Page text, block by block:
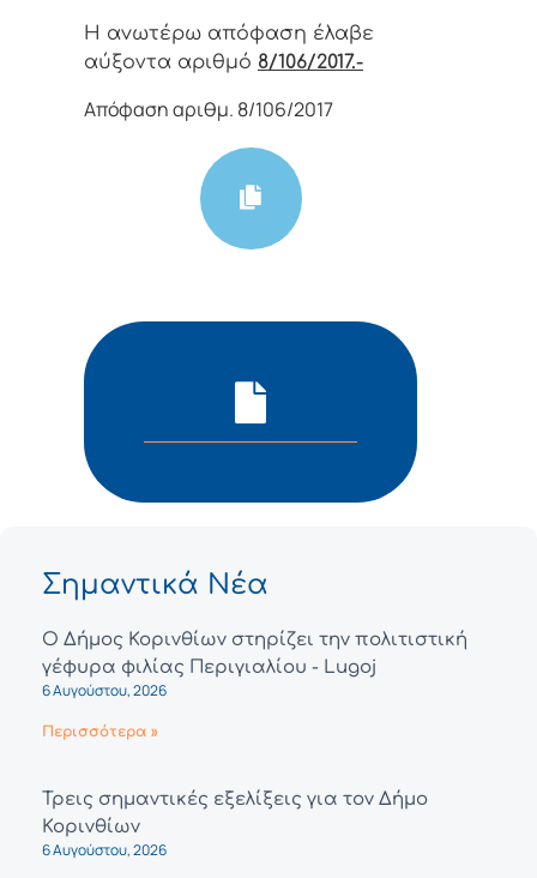
Η αvωτέρω απόφαση έλαβε
αύξοντα αριθμό 8/106/2017.-
Απόφαση αριθμ. 8/106/2017
Σημαντικά Νέα
Ο Δήμος Κορινθίων στηρίζει την πολιτιστική
γέφυρα φιλίας Περιγιαλίου - Lugoj
6 Αυγούστου, 2026
Περισσότερα »
Τρεις σημαντικές εξελίξεις για τον Δήμο
Κορινθίων
6 Αυγούστου, 2026